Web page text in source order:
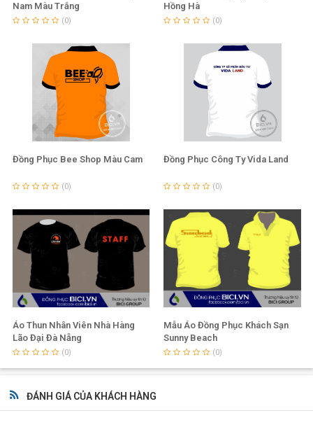
đẹp
đồng phục màu xanh dương cho chuyến đi của mình trong
dịp hè này.
Chúc bạn có một kỳ nghĩ hè thật vui vẻ, nhơ đừng quên đến
BICI để tự thiết kế và chọn cho mình những đồng phục ưng
Nam Màu Trắng
(0)
Hồng Hà
(0)
Đồng Phục Bee Shop Màu Cam
(0)
Đồng Phục Công Ty Vida Land
(0)
Áo Thun Nhân Viên Nhà Hàng
Lão Đại Đà Nẵng
(0)
Mẫu Áo Đồng Phục Khách Sạn
Sunny Beach
(0)
ĐÁNH GIÁ CỦA KHÁCH HÀNG